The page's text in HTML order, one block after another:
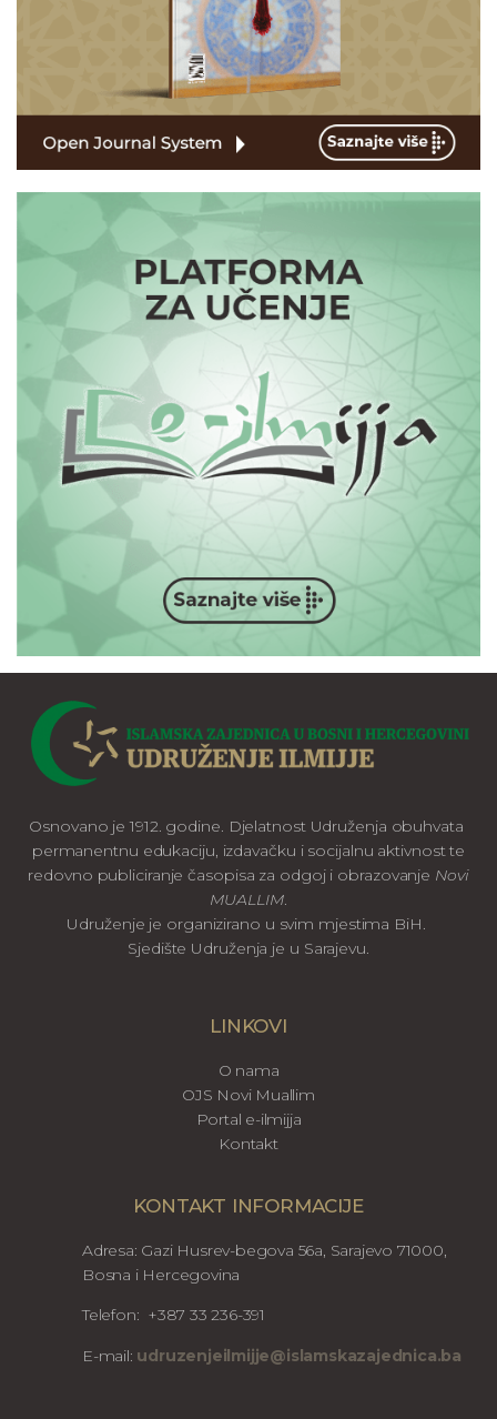
Osnovano je 1912. godine. Djelatnost Udruženja obuhvata
permanentnu edukaciju, izdavačku i socijalnu aktivnost te
redovno publiciranje časopisa za odgoj i obrazovanje Novi
MUALLIM.
Udruženje je organizirano u svim mjestima BiH.
Sjedište Udruženja je u Sarajevu.
LINKOVI
O nama
OJS Novi Muallim
Portal e-ilmijja
Kontakt
KONTAKT INFORMACIJE
Adresa: Gazi Husrev-begova 56a, Sarajevo 71000,
Bosna i Hercegovina
Telefon: +387 33 236-391
E-mail: udruzenjeilmijje@islamskazajednica.ba